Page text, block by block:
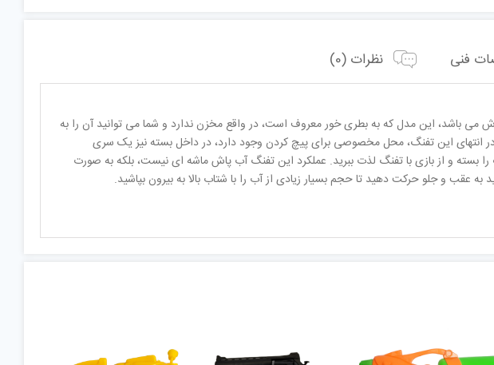
فنی نظرات (0)
باشد، این مدل که به بطری خور معروف است، در واقع مخزن ندارد و شما می توانید آن را به
انتهای این تفنگ، محل مخصوصی برای پیچ کردن وجود دارد، در داخل بسته نیز یک سری
و از بازی با تفنگ لذت ببرید. عملکرد این تفنگ آب پاش ماشه ای نیست، بلکه به صورت
و جلو حرکت دهید تا حجم بسیار زیادی از آب را با شتاب بالا به بیرون بپاشید.